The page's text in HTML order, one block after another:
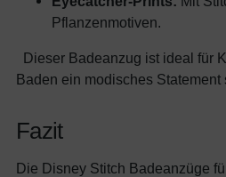
Pflanzenmotiven.
Dieser Badeanzug ist ideal für
Baden ein modisches Statement
Fazit
Die Disney Stitch Badeanzüge